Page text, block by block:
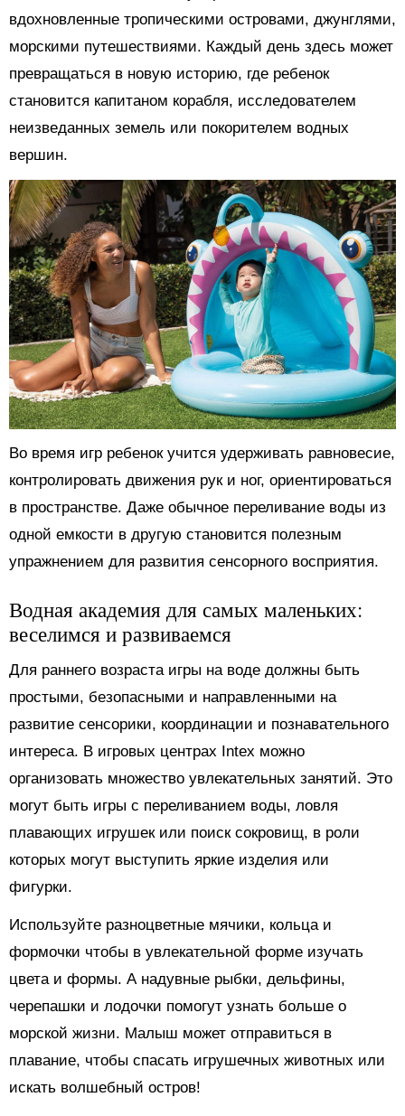
вдохновленные тропическими островами, джунглями,
морскими путешествиями. Каждый день здесь может
превращаться в новую историю, где ребенок
становится капитаном корабля, исследователем
неизведанных земель или покорителем водных
вершин.
Во время игр ребенок учится удерживать равновесие,
контролировать движения рук и ног, ориентироваться
в пространстве. Даже обычное переливание воды из
одной емкости в другую становится полезным
упражнением для развития сенсорного восприятия.
Водная академия для самых маленьких:
веселимся и развиваемся
Для раннего возраста игры на воде должны быть
простыми, безопасными и направленными на
развитие сенсорики, координации и познавательного
интереса. В игровых центрах Intex можно
организовать множество увлекательных занятий. Это
могут быть игры с переливанием воды, ловля
плавающих игрушек или поиск сокровищ, в роли
которых могут выступить яркие изделия или
фигурки.
Используйте разноцветные мячики, кольца и
формочки чтобы в увлекательной форме изучать
цвета и формы. А надувные рыбки, дельфины,
черепашки и лодочки помогут узнать больше о
морской жизни. Малыш может отправиться в
плавание, чтобы спасать игрушечных животных или
искать волшебный остров!